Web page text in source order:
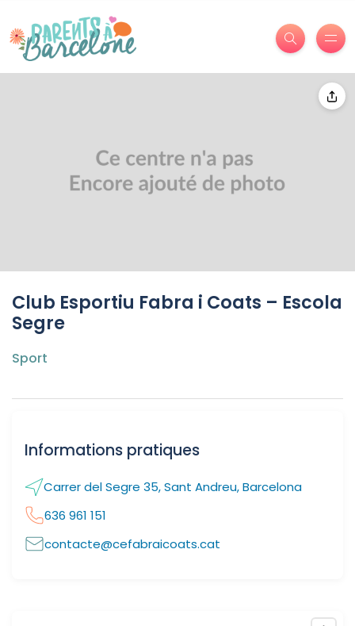
Club Esportiu Fabra i Coats – Escola
Segre
Sport
Informations pratiques
Carrer del Segre 35, Sant Andreu, Barcelona
636 961 151
contacte@cefabraicoats.cat